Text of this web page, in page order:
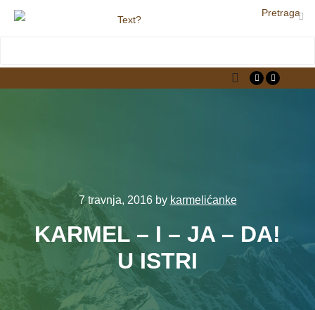
Pretraga
7 travnja, 2016by karmelićanke
KARMEL – I – JA – DA!
U ISTRI